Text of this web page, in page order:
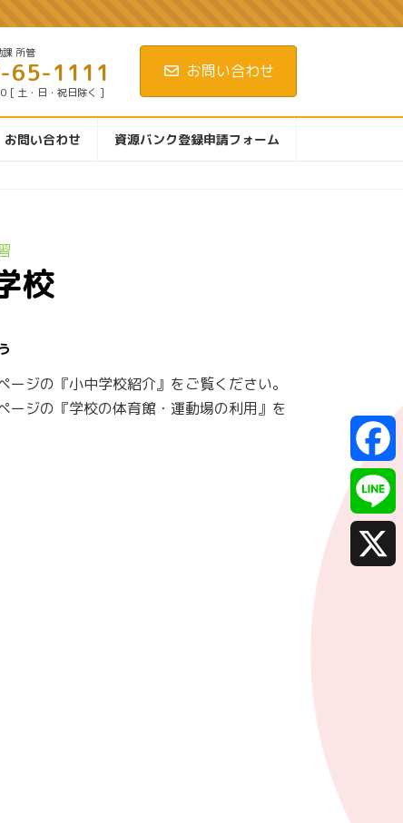
所管
65-1111
[ 土・日・祝日除く ]
お問い合わせ
お問い合わせ 資源バンク登録申請フォーム
校
ジの『小中学校紹介』をご覧ください。
ージの『学校の体育館・運動場の利用』を
F
a L